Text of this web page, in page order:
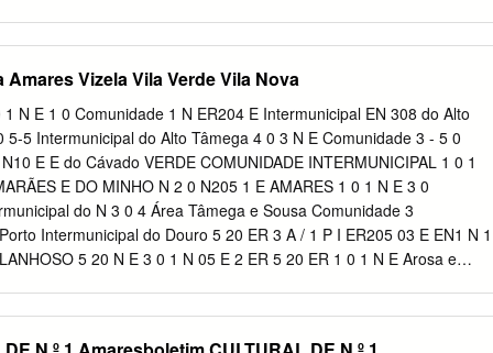
6. CONSULTA PÚBLICA 42 7. CONCLUSÃO 44 8.
A APRESENTAR, MEDIDAS DE MINIMIZAÇÃO E
47 8.1. CONDICIONANTES 47 8.2. ELEMENTOS A
DE MINIMIZAÇÃO 51 FASE PRÉVIA À OBRA 51 FASE DE
FINAL DA EXECUÇÃO DAS OBRAS 58 FASE DE EXPLORAÇÃO
59 8.4. PROGRAMAS DE MONITORIZAÇÃO 59 ANEXOS ANEXO 1
DO PROJETO (Fonte: EIA) ANEXO 2 - ÍNDICE DE AVALIAÇÃO
AMBIENTAIS ANEXO 3 – PARECER RECEBIDO DAS ENTIDADES
Vizela Vila Verde Vila Nova
N E 1 0 Comunidade 1 N ER204 E Intermunicipal EN 308 do Alto
5-5 Intermunicipal do Alto Tâmega 4 0 3 N E Comunidade 3 - 5 0
E E do Cávado VERDE COMUNIDADE INTERMUNICIPAL 1 0 1
E DO MINHO N 2 0 N205 1 E AMARES 1 0 1 N E 3 0
do N 3 0 4 Área Tâmega e Sousa Comunidade 3
Intermunicipal do Douro 5 20 ER 3 A / 1 P I ER205 03 E EN1 N 1
5 20 N E 3 0 1 N 05 E 2 ER 5 20 ER 1 0 1 N E Arosa e